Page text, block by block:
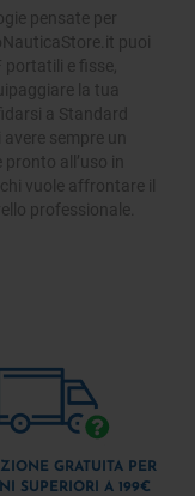
pensate per
puoi
portatili e fisse,
la tua
a Standard
sempre un
all’uso in
vuole affrontare il
professionale.
GRATUITA PER
SUPERIORI A 199€